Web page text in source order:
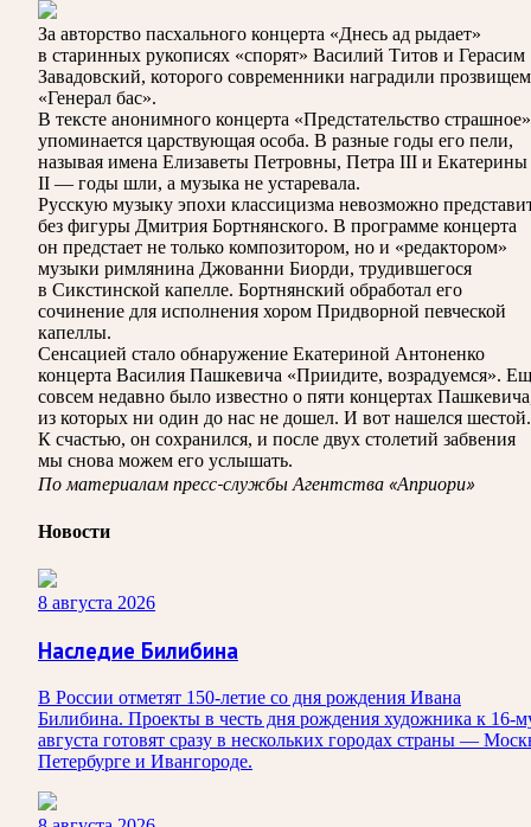
За авторство пасхального концерта «Днесь ад рыдает»
в старинных рукописях «спорят» Василий Титов и Герасим
Завадовский, которого современники наградили прозвищем
«Генерал бас».
В тексте анонимного концерта «Предстательство страшное»
упоминается царствующая особа. В разные годы его пели,
называя имена Елизаветы Петровны, Петра III и Екатерины
II — годы шли, а музыка не устаревала.
Русскую музыку эпохи классицизма невозможно
без фигуры Дмитрия Бортнянского. В программе концерта
он предстает не только композитором, но и «редактором»
музыки римлянина Джованни Биорди, трудившегося
в Сикстинской капелле. Бортнянский обработал его
сочинение для исполнения хором Придворной певческой
капеллы.
Сенсацией стало обнаружение Екатериной Антоненко
концерта Василия Пашкевича «Приидите, возрадуемся».
совсем недавно было известно о пяти концертах
из которых ни один до нас не дошел. И вот нашелся шестой.
К счастью, он сохранился, и после двух столетий забвения
мы снова можем его услышать.
По материалам пресс-службы Агентства «Априори»
Новости
8 августа 2026
Наследие Билибина
В России отметят 150-летие со дня рождения Ивана
Билибина. Проекты в честь дня рождения художника к 16-
августа готовят сразу в нескольких городах страны —
Петербурге и Ивангороде.